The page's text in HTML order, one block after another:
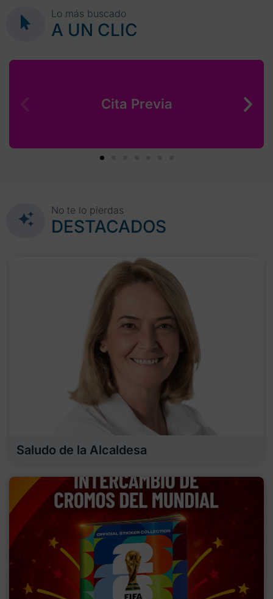
Lo más buscado
A UN CLIC
Cita Previa
No te lo pierdas
DESTACADOS
Saludo de la Alcaldesa